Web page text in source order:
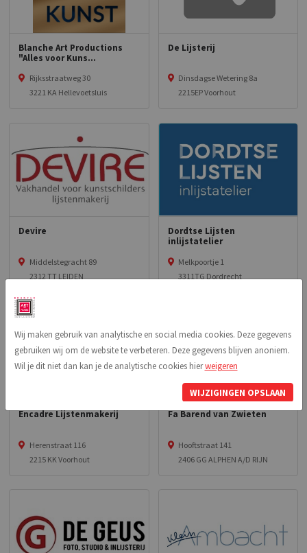
Blanche Art Productions
"Alles voor Kuns...
Rijksstraatweg 30
3221 KA Hellevoetsluis
De Lijsterij
Dinsdagse Wetering 8a
2215EP Voorhout
Devire
Middelstegracht 89
2312 TT LEIDEN
Dordtse Lijsten
inlijstatelier
Melkpoortje 1
3311TG Dordrecht
Encadre Lijstenmakerij
Herenstraat 116
2215 KK Voorhout
Fa Barend van Zwieten
Hooftstraat 141
2406 GG ALPHEN A/D RIJN
Wij maken gebruik van analytische en social media cookies. Deze gegevens
gebruiken wij om de website te verbeteren. Deze gegevens blijven anoniem.
Wil je dit niet dan kan je de analytische cookies hierweigeren
WIJZIGINGEN OPSLAAN